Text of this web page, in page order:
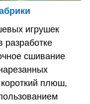
игрушек
разработке
сшивание
плюш,